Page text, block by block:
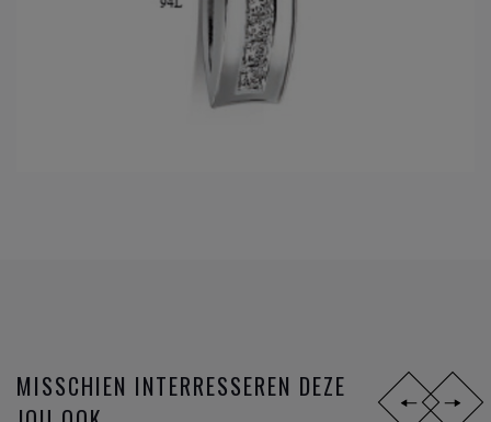
MISSCHIEN INTERRESSEREN DEZE